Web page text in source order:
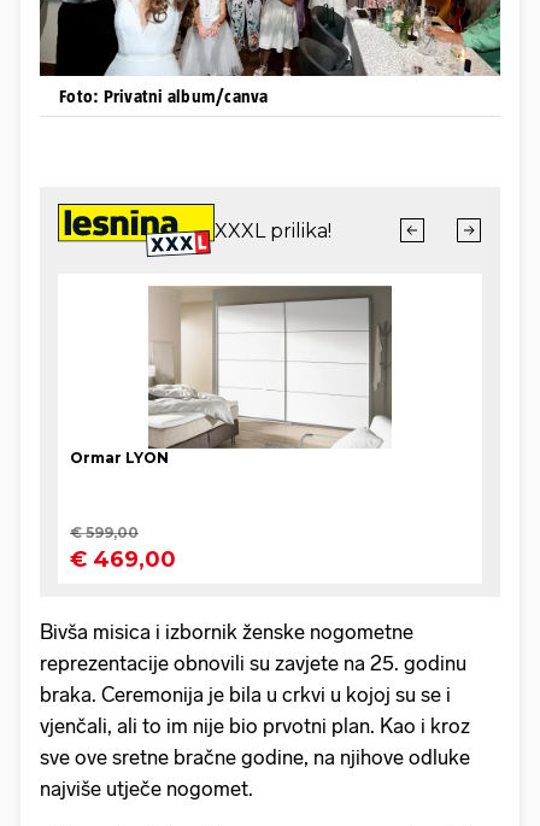
Foto: Privatni album/canva
Bivša misica i izbornik ženske nogometne
reprezentacije obnovili su zavjete na 25. godinu
braka. Ceremonija je bila u crkvi u kojoj su se i
vjenčali, ali to im nije bio prvotni plan. Kao i kroz
sve ove sretne bračne godine, na njihove odluke
najviše utječe nogomet.